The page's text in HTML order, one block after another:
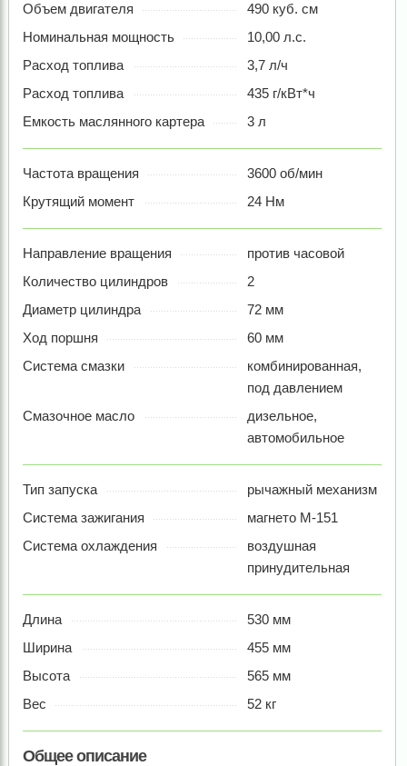
Объем двигателя
490 куб. см
Номинальная мощность
10,00 л.с.
Расход топлива
3,7 л/ч
Расход топлива
435 г/кВт*ч
Емкость маслянного картера
3 л
Частота вращения
3600 об/мин
Крутящий момент
24 Нм
Направление вращения
против часовой
Количество цилиндров
2
Диаметр цилиндра
72 мм
Ход поршня
60 мм
Система смазки
комбинированная,
под давлением
Смазочное масло
дизельное,
автомобильное
Тип запуска
рычажный механизм
Система зажигания
магнето М-151
Система охлаждения
воздушная
принудительная
Длина
530 мм
Ширина
455 мм
Высота
565 мм
Вес
52 кг
Общее описание